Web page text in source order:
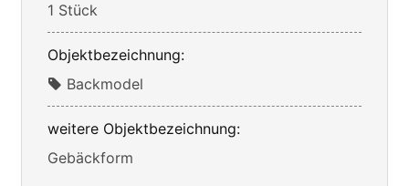
1 Stück
Objektbezeichnung:
Backmodel
weitere Objektbezeichnung:
Gebäckform